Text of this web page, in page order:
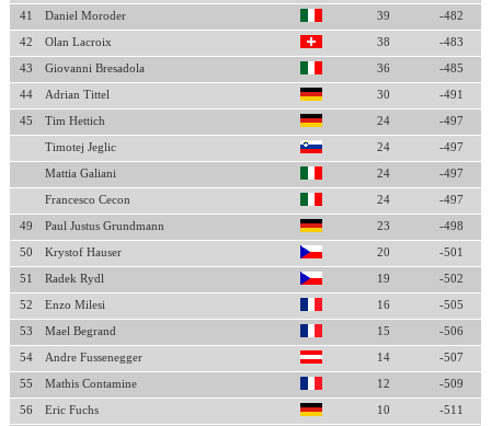
41 Daniel Moroder 39 -482
42 Olan Lacroix 38 -483
43 Giovanni Bresadola 36 -485
44 Adrian Tittel 30 -491
45 Tim Hettich 24 -497
Timotej Jeglic 24 -497
Mattia Galiani 24 -497
Francesco Cecon 24 -497
49 Paul Justus Grundmann 23 -498
50 Krystof Hauser 20 -501
51 Radek Rydl 19 -502
52 Enzo Milesi 16 -505
53 Mael Begrand 15 -506
54 Andre Fussenegger 14 -507
55 Mathis Contamine 12 -509
56 Eric Fuchs 10 -511